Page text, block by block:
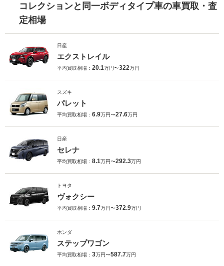
コレクションと同一ボディタイプ車の車買取・査
定相場
日産
エクストレイル
平均買取相場： 20.1万円〜322万円
スズキ
パレット
平均買取相場： 6.9万円〜27.6万円
日産
セレナ
平均買取相場： 8.1万円〜292.3万円
トヨタ
ヴォクシー
平均買取相場： 9.7万円〜372.9万円
ホンダ
ステップワゴン
平均買取相場： 3万円〜587.7万円